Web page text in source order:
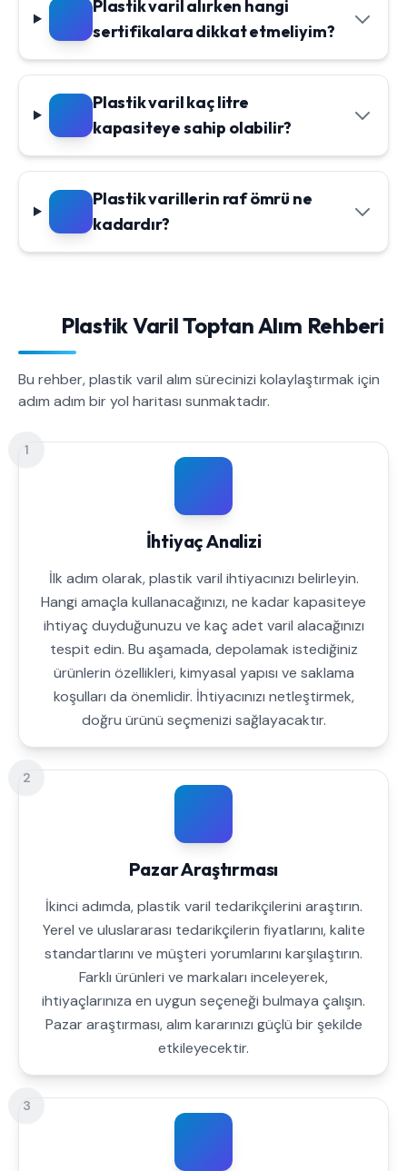
Plastik varil alırken hangi
sertifikalara dikkat etmeliyim?
Plastik varil kaç litre
kapasiteye sahip olabilir?
Plastik varillerin raf ömrü ne
kadardır?
Plastik Varil Toptan Alım Rehberi
Bu rehber, plastik varil alım sürecinizi kolaylaştırmak için
adım adım bir yol haritası sunmaktadır.
1
İhtiyaç Analizi
İlk adım olarak, plastik varil ihtiyacınızı belirleyin.
Hangi amaçla kullanacağınızı, ne kadar kapasiteye
ihtiyaç duyduğunuzu ve kaç adet varil alacağınızı
tespit edin. Bu aşamada, depolamak istediğiniz
ürünlerin özellikleri, kimyasal yapısı ve saklama
koşulları da önemlidir. İhtiyacınızı netleştirmek,
doğru ürünü seçmenizi sağlayacaktır.
2
Pazar Araştırması
İkinci adımda, plastik varil tedarikçilerini araştırın.
Yerel ve uluslararası tedarikçilerin fiyatlarını, kalite
standartlarını ve müşteri yorumlarını karşılaştırın.
Farklı ürünleri ve markaları inceleyerek,
ihtiyaçlarınıza en uygun seçeneği bulmaya çalışın.
Pazar araştırması, alım kararınızı güçlü bir şekilde
etkileyecektir.
3